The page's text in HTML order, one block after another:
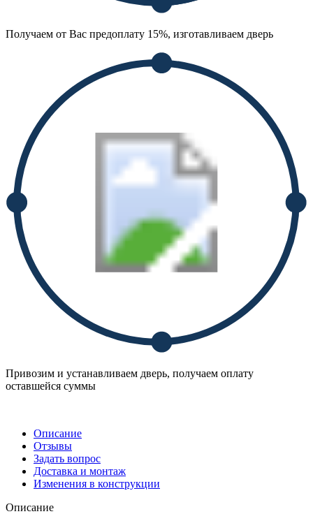
Получаем от Вас предоплату 15%, изготавливаем дверь
Привозим и устанавливаем дверь, получаем оплату
оставшейся суммы
Описание
Отзывы
Задать вопрос
Доставка и монтаж
Изменения в конструкции
Описание